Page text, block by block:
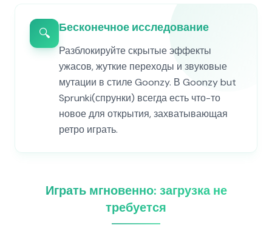
🔍 Бесконечное исследование
Разблокируйте скрытые эффекты
ужасов, жуткие переходы и звуковые
мутации в стиле Goonzy. В Goonzy but
Sprunki(спрунки) всегда есть что-то
новое для открытия, захватывающая
ретро играть.
Играть мгновенно: загрузка не
требуется